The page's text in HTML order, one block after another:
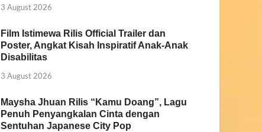
3 August 2026
Film Istimewa Rilis Official Trailer dan
Poster, Angkat Kisah Inspiratif Anak-Anak
Disabilitas
3 August 2026
Maysha Jhuan Rilis “Kamu Doang”, Lagu
Penuh Penyangkalan Cinta dengan
Sentuhan Japanese City Pop